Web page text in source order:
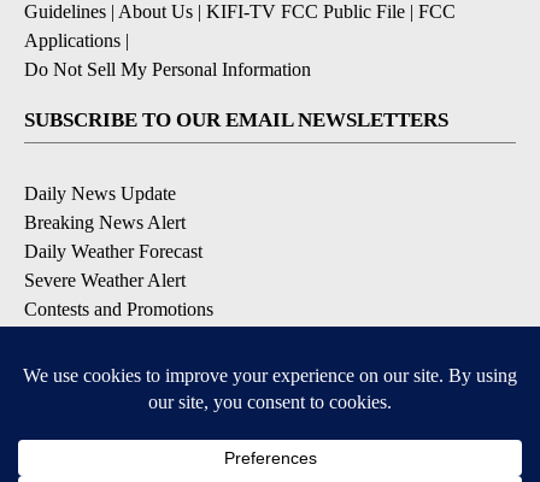
Guidelines | About Us | KIFI-TV FCC Public File | FCC
Applications |
Do Not Sell My Personal Information
SUBSCRIBE TO OUR EMAIL NEWSLETTERS
Daily News Update
Breaking News Alert
Daily Weather Forecast
Severe Weather Alert
Contests and Promotions